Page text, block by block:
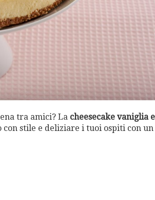
tra amici? La cheesecake vaniglia e
stile e deliziare i tuoi ospiti con